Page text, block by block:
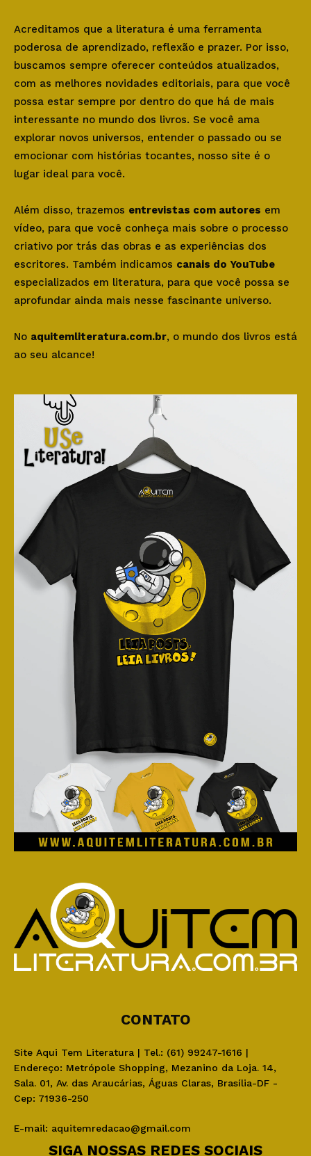
Acreditamos que a literatura é uma ferramenta
poderosa de aprendizado, reflexão e prazer. Por isso,
buscamos sempre oferecer conteúdos atualizados,
com as melhores novidades editoriais, para que você
possa estar sempre por dentro do que há de mais
interessante no mundo dos livros. Se você ama
explorar novos universos, entender o passado ou se
emocionar com histórias tocantes, nosso site é o
lugar ideal para você.
Além disso, trazemos entrevistas com autores em
vídeo, para que você conheça mais sobre o processo
criativo por trás das obras e as experiências dos
escritores. Também indicamos canais do YouTube
especializados em literatura, para que você possa se
aprofundar ainda mais nesse fascinante universo.
No aquitemliteratura.com.br, o mundo dos livros está
ao seu alcance!
CONTATO
Site Aqui Tem Literatura | Tel.: (61) 99247-1616 |
Endereço: Metrópole Shopping, Mezanino da Loja. 14,
Sala. 01, Av. das Araucárias, Águas Claras, Brasília-DF -
Cep: 71936-250
E-mail: aquitemredacao@gmail.com
SIGA NOSSAS REDES SOCIAIS